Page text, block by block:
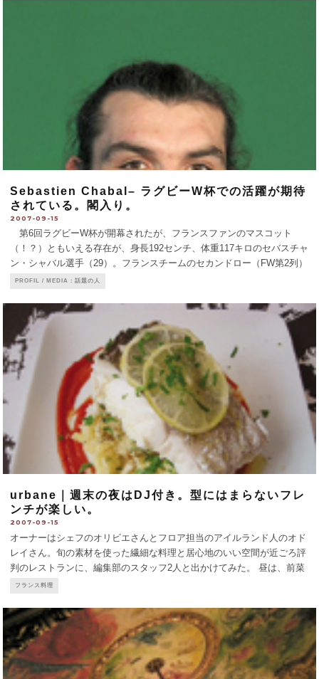
Sebastien Chabal– ラグビーW杯での活躍が期待
されている。閣入り。
2007-09-15
第6回ラグビーW杯が開幕されたが、フランスファンのマスコット
（！？）ともいえる存在が、身長192センチ、体重117キロのセバスチャ
ン・シャバル選手（29）。フランスチームのセカンドロー（FW第2列）
をつとめ、その体力と破壊力でスクラムやラインアウトで活躍するだけ
PROFIL / MEDIA：話題の人
urbane｜週末の夜はDJ付き。型にはまらないフレ
ンチが楽しい。
2007-09-15
オーナーはシェフのオリビエさんとフロア担当のアイルランド人のオド
レイさん。旬の素材を使った繊細な料理と居心地のいい空間が近ごろ評
判のレストランに、編集部のスタッフ2人と出かけてみた。 昼は、前菜
またはデザート＋メインの2皿15€、3皿で19€とリーズナブル。同僚二
フランス料理